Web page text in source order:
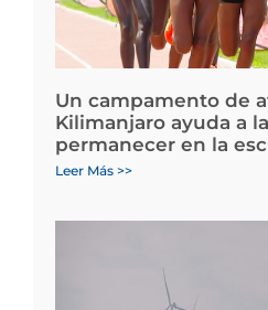
Un campamento de
Kilimanjaro ayuda a
permanecer en la
Leer Más >>